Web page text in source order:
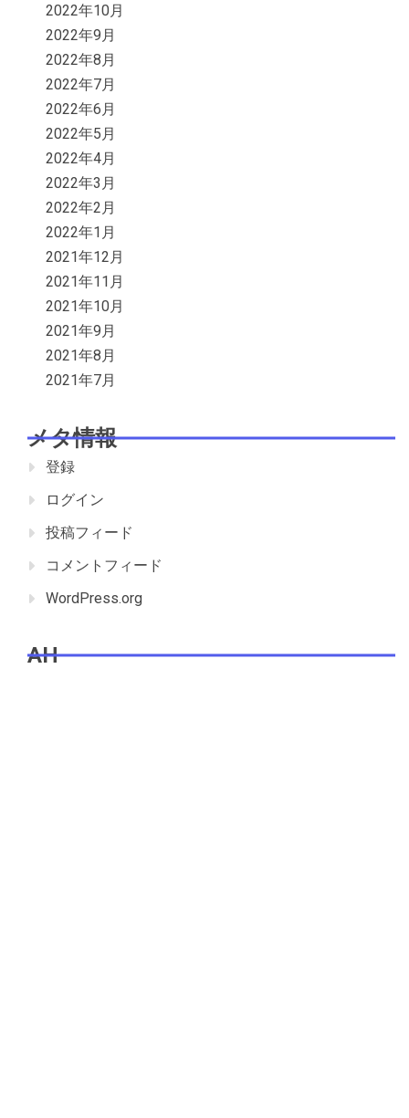
2022年10月
2022年9月
2022年8月
2022年7月
2022年6月
2022年5月
2022年4月
2022年3月
2022年2月
2022年1月
2021年12月
2021年11月
2021年10月
2021年9月
2021年8月
2021年7月
メタ情報
登録
ログイン
投稿フィード
コメントフィード
WordPress.org
AH